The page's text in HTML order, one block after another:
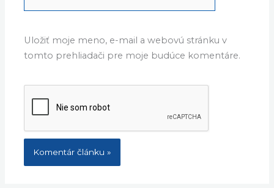
Uložiť moje meno, e-mail a webovú stránku v
tomto prehliadači pre moje budúce komentáre.